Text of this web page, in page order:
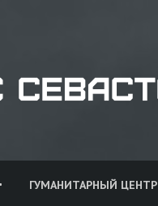
ГУМАНИТАРНЫЙ ЦЕНТР